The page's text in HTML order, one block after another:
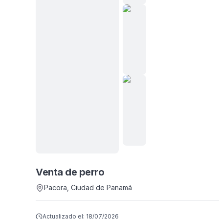
Venta de perro
Pacora , Ciudad de Panamá
Actualizado el: 18/07/2026